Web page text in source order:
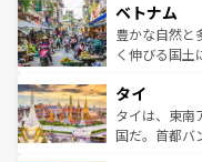
参照してほし
容にもいいと
照してほしい
き、地方に足
できる。そし
まで、さまざ
リティに包ま
覧を参照して
ベトナム
豊かな自然と
く伸びる国土
急速な発展と
ーチミン市の
醸し出してい
タイ
タイは、東南
国だ。首都バ